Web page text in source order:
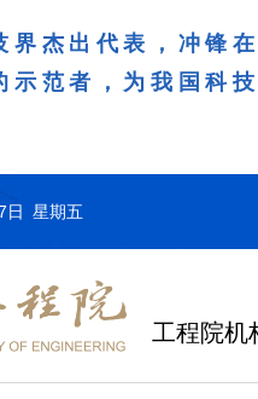
界杰出代表，冲锋
示范者，为我国科
日 星期五
工程院机